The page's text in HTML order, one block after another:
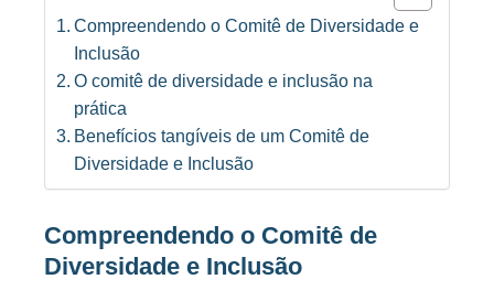
Compreendendo o Comitê de Diversidade e
Inclusão
O comitê de diversidade e inclusão na
prática
Benefícios tangíveis de um Comitê de
Diversidade e Inclusão
Compreendendo o Comitê de
Diversidade e Inclusão